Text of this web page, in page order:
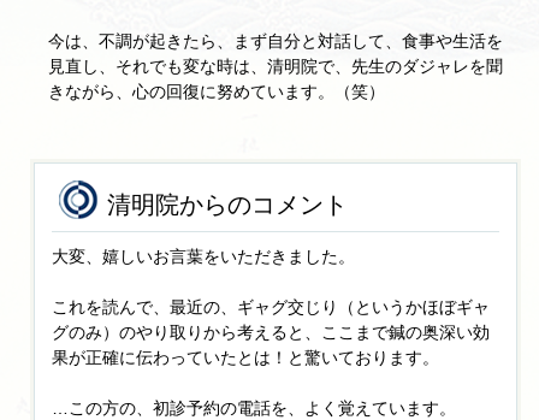
今は、不調が起きたら、まず自分と対話して、食事や生活を
見直し、それでも変な時は、清明院で、先生のダジャレを聞
きながら、心の回復に努めています。（笑）
清明院からのコメント
大変、嬉しいお言葉をいただきました。
これを読んで、最近の、ギャグ交じり（というかほぼギャ
グのみ）のやり取りから考えると、ここまで鍼の奥深い効
果が正確に伝わっていたとは！と驚いております。
…この方の、初診予約の電話を、よく覚えています。